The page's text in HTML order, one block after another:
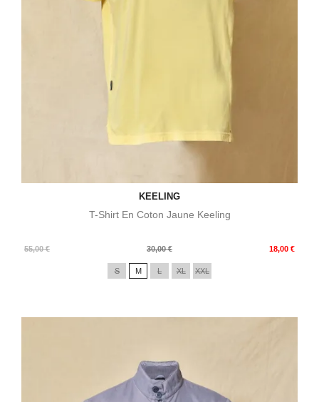
KEELING
T-Shirt En Coton Jaune Keeling
55,00 €
Prix
30,00 € 18,00 €
Prix
S M L XL XXL